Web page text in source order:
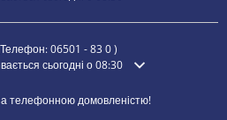
06501 - 83 0)
додатковий час відкриття або
сьогодні о 08:30
телефонною домовленістю!